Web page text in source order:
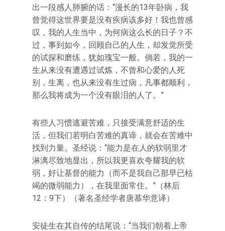
出一段感人肺腑的话：“漫长的13年卧病，我
曾觉得这世界要是没有疾病该多好！我也曾感
叹，我的人生当中，为何病这么长的日子？不
过，事到如今，回顾自己的人生，却发觉所受
的试探和磨练，犹如瑰宝一般。倘若，我的一
生从来没有遭遇过试炼，不曾和心爱的人死
别，生离，也从来没有生过病，凡事都顺利，
那么我将成为一个没有眼泪的人了。”
有些人习惯逃避苦难，只接受满意舒适的生
活，但我们若明白苦难的真谛，就会在苦难中
找到力量。圣经说：“能力是在人的软弱里才
淋漓尽致地显出，所以我更喜欢夸耀我的软
弱，好让基督的能力（而不是我自己那早已枯
竭的微弱能力），在我里面常住。”（林后
12：9下）（著名圣经学者唐慕华意译）
安徒生在其自传的结尾说：“当我们朝着上帝